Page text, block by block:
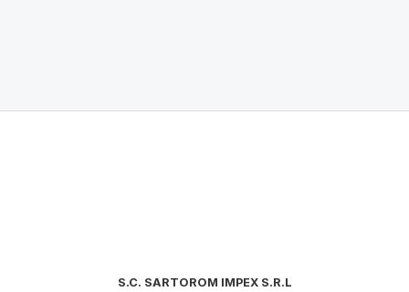
S.C. SARTOROM IMPEX S.R.L